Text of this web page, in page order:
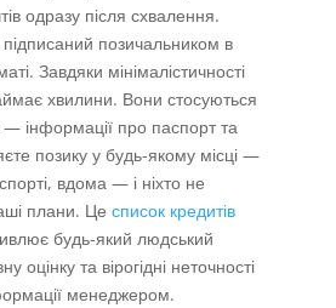
одразу після схвалення.
позичальником в
Завдяки мінімалістичності
хвилини. Вони стосуються
інформації про паспорт та
позику у будь-якому місці —
вдома — і ніхто не
плани. Це список кредитів
будь-який людський
оцінку та вірогідні неточності
менеджером.